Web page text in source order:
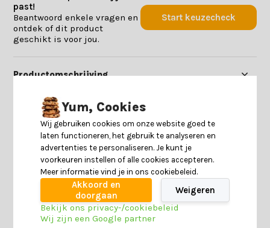
past!
Beantwoord enkele vragen en
ontdek of dit product
geschikt is voor jou.
Start keuzecheck
Productomschrijving
Specificaties
Reviews
Yum, Cookies
Wij gebruiken cookies om onze website goed te
laten functioneren, het gebruik te analyseren en
advertenties te personaliseren. Je kunt je
voorkeuren instellen of alle cookies accepteren.
Meer informatie vind je in ons cookiebeleid.
Akkoord en
doorgaan
Weigeren
Bekijk ons privacy-/cookiebeleid
Wij zijn een Google partner